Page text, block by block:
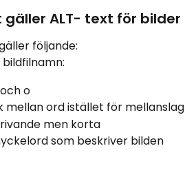
gäller ALT- text för bilder
följande:
o
mellan ord istället för mellanslag
men korta
som beskriver bilden